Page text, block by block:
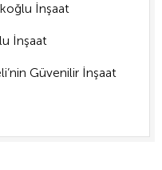
İnşaat
İnşaat
Güvenilir İnşaat